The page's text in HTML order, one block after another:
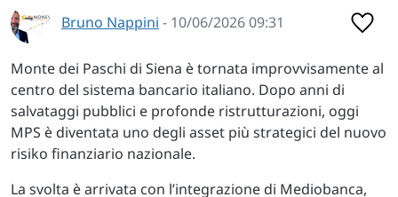
Bruno Nappini - 10/06/2026 09:31
Monte dei Paschi di Siena è tornata improvvisamente al
centro del sistema bancario italiano. Dopo anni di
salvataggi pubblici e profonde ristrutturazioni, oggi
MPS è diventata uno degli asset più strategici del nuovo
risiko finanziario nazionale.
La svolta è arrivata con l’integrazione di Mediobanca,